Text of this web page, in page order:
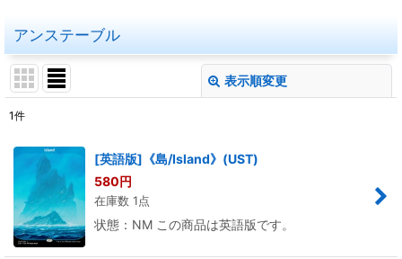
アンステーブル
表示順変更
絞り込む
1件
[英語版]《島/Island》(UST)
580円
在庫数 1点
状態：NM この商品は英語版です。